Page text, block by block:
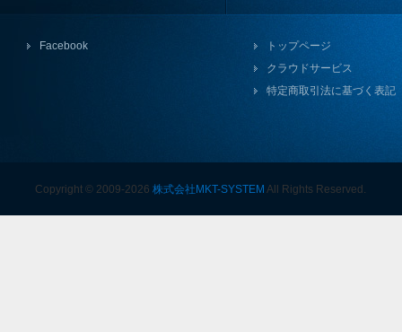
Facebook
トップページ
クラウドサービス
特定商取引法に基づく表記
Copyright © 2009-2026株式会社MKT-SYSTEM All Rights Reserved.